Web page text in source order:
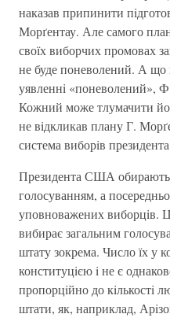
наказав припинити
Морґентау. Але самого
своїх виборчих промовах
не буде поневолений. А що
уявленнi «поневолений»,
Кожний може тлумачити
не вiдкликав плану Г.
система виборiв
Президента США обирають
голосуванням, а
уповноважених виборцiв.
вибирає загальним
штату зокрема. Число їх у
конституцiєю i не є
пропорцiйно до кiлькостi
штати, як, наприклад,